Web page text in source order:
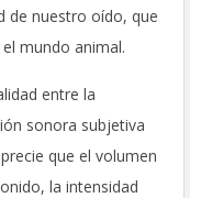
de nuestro oído, que
mundo animal.
entre la
sonora subjetiva
que el volumen
la intensidad